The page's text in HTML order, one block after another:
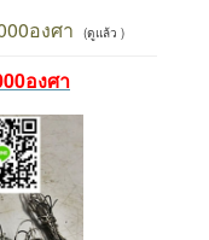
องศา (ดูแล้ว )
องศา